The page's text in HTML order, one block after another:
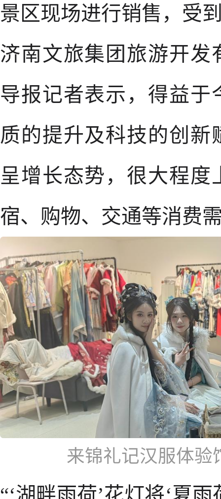
景区现场进行销售，受
济南文旅集团旅游开发
导报记者表示，得益于
质的提升及科技的创新
呈增长态势，很大程
宿、购物、交通等消费
来锦礼记汉服体验